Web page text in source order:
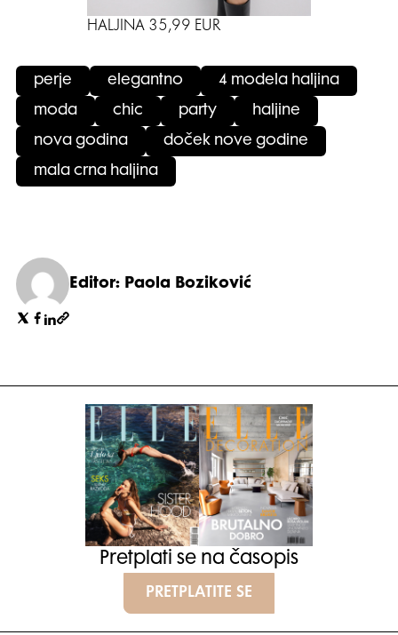
HALJINA 35,99 EUR
perje elegantno 4 modela haljina
moda chic party haljine
nova godina doček nove godine
mala crna haljina
Editor: Paola Boziković
Pretplati se na časopis
PRETPLATITE SE